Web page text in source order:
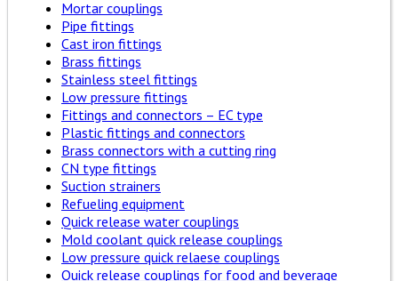
Mortar couplings
Pipe fittings
Cast iron fittings
Brass fittings
Stainless steel fittings
Low pressure fittings
Fittings and connectors – EC type
Plastic fittings and connectors
Brass connectors with a cutting ring
CN type fittings
Suction strainers
Refueling equipment
Quick release water couplings
Mold coolant quick release couplings
Low pressure quick relaese couplings
Quick release couplings for food and beverage